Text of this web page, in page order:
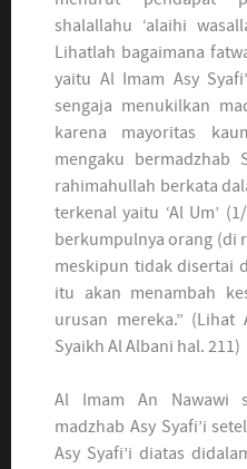
shalallahu ‘alaihi
Lihatlah bagaimana
yaitu Al Imam Asy
sengaja menukilkan
karena mayoritas
mengaku bermadzhab
rahimahullah berkata
terkenal yaitu ‘Al Um’
berkumpulnya orang (di
meskipun tidak disertai
itu akan menambah
urusan mereka.” (Lihat
Syaikh Al Albani hal. 211)
Al Imam An Nawawi
madzhab Asy Syafi’i
Asy Syafi’i diatas